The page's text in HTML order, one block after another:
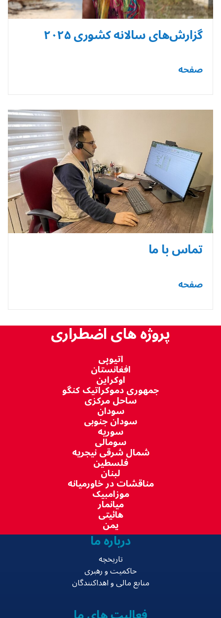
گزارش‌های سالانه کشوری ۲۰۲۵
صفحه
تماس با ما
صفحه
پروژه های اضطراری
اتیوپی
افغانستان
اوکراین
جمهوری دموکراتیک کنگو
ساحل مرکزی
سودان
سودان جنوبی
سوریه
سومالی
شمال شرقی نیجریه
فلسطین
لبنان
مناقشات در خاورمیانه
موزامبیک
میانمار
هائیتی
یمن
درباره ما
تاریخچه
حاکمیت و رهبری
منابع مالی و اهداکنندگان